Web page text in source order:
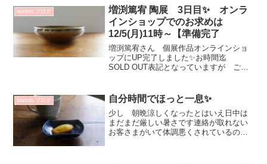
望み」に、そっと耳を傾...
bonton.ブログ
増渕篤宥 陶展 3日目✨ オンラ
インショップでのお求めは
12/5(月)11時～【準備完了
増渕篤宥さん 個展作品オンラインショ
ップにUP完了しました✨お時間迄
SOLD OUT表記となっていますが ご覧
マイティーにお使い頂ける落ち着いて温
かみのあるボウル...
bonton.ブログ 自分時間でほっと一息✨
少し 朝晩涼しくなったとはいえ日中は
まだまだ厳しい暑さです連絡が取れない
お客さまがいて体調悪くされているのか